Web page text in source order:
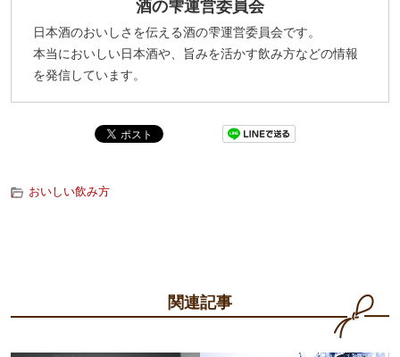
酒の雫運営委員会
日本酒のおいしさを伝える酒の雫運営委員会です。
本当においしい日本酒や、旨みを活かす飲み方などの情報
を発信しています。
おいしい飲み方
関連記事